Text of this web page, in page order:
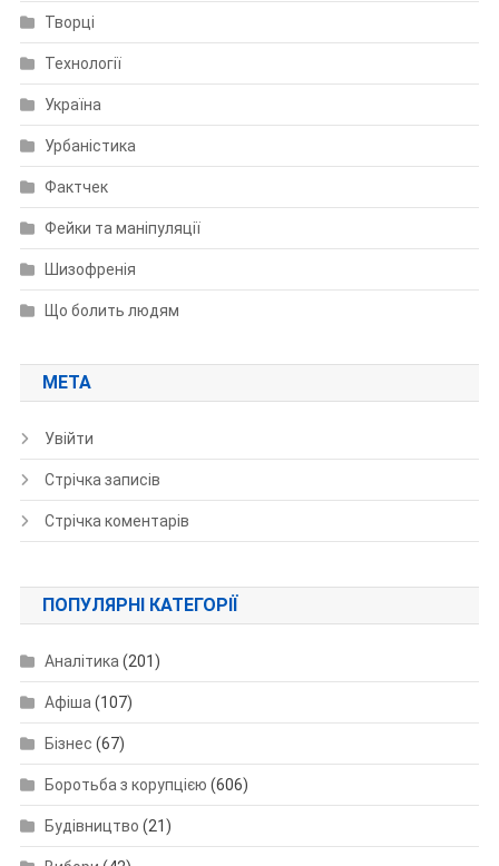
Творці
Технології
Україна
Урбаністика
Фактчек
Фейки та маніпуляції
Шизофренія
Що болить людям
МЕТА
Увійти
Стрічка записів
Стрічка коментарів
ПОПУЛЯРНІ КАТЕГОРІЇ
Аналітика (201)
Афіша (107)
Бізнес (67)
Боротьба з корупцією (606)
Будівництво (21)